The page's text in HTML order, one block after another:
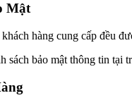
Mật
hàng cung cấp đều
sách bảo mật thông tin tại